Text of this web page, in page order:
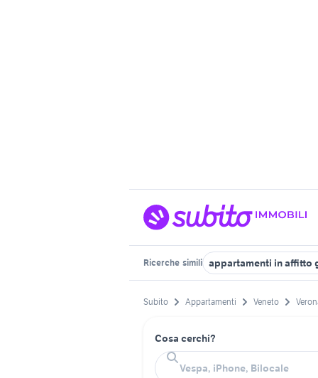
Ricerche simili appartamenti in affitto
Subito Appartamenti Veneto
Cosa cerchi?